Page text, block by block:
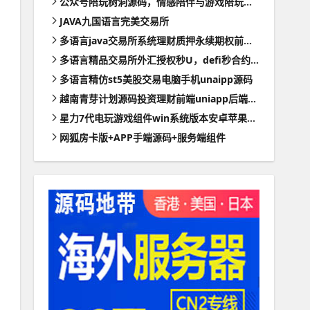
JAVA九国语言完美交易所
多语言java交易所系统理财质押永续期权前端uianpp
多语言精品交易所外汇授权秒U，defi秒合约理财VUE源码带部署文档
多语言精仿st5美股交易电脑手机unaipp源码
越南青芽计划源码投资理财前端uniapp后端webman全开源
星力7代电玩游戏组件win系统版本安卓苹果PC支持三网通带视频搭建教程
网狐房卡版+APP手端源码+服务端组件